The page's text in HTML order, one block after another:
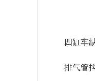
四缸车
排气管